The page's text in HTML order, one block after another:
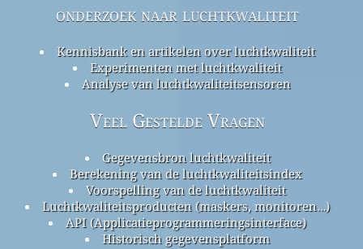
onderzoek naar luchtkwaliteit
Kennisbank en artikelen over luchtkwaliteit
Experimenten met luchtkwaliteit
Analyse van luchtkwaliteitsensoren
Veel Gestelde Vragen
Gegevensbron luchtkwaliteit
Berekening van de luchtkwaliteitsindex
Voorspelling van de luchtkwaliteit
Luchtkwaliteitsproducten (maskers, monitoren…)
API (Applicatieprogrammeringsinterface)
Historisch gegevensplatform